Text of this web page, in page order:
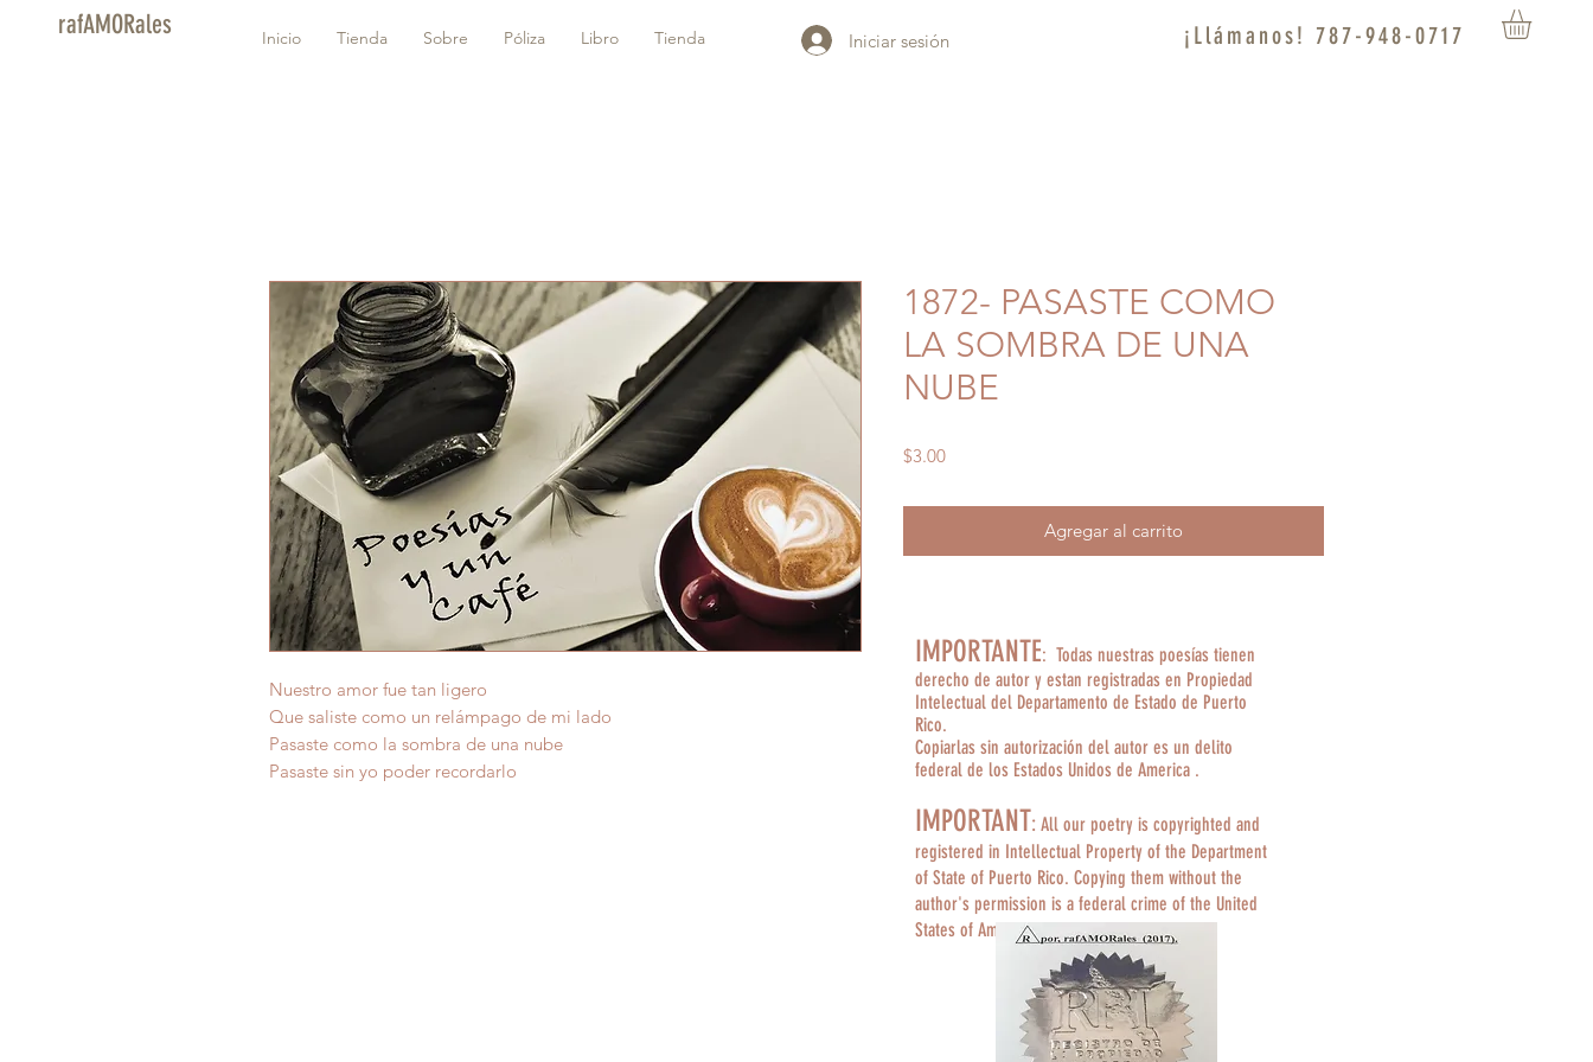
rafAMORales Inicio Tienda Sobre Póliza Libro Tienda Iniciar sesión ¡Llámanos! 787-948-0717
Nuestro amor fue tan ligero
Que saliste como un relámpago de mi lado
Pasaste como la sombra de una nube
Pasaste sin yo poder recordarlo
1872- PASASTE COMO
LA SOMBRA DE UNA
NUBE
$3.00Precio
Agregar al carrito
IMPORTANTE: Todas nuestras poesías tienen
derecho de autor y estan registradas en Propiedad
Intelectual del Departamento de Estado de Puerto
Rico.
Copiarlas sin autorización del autor es un delito
federal de los Estados Unidos de America .
IMPORTANT: All our poetry is copyrighted and
registered in Intellectual Property of the Department
of State of Puerto Rico. Copying them without the
author's permission is a federal crime of the United
States of America.